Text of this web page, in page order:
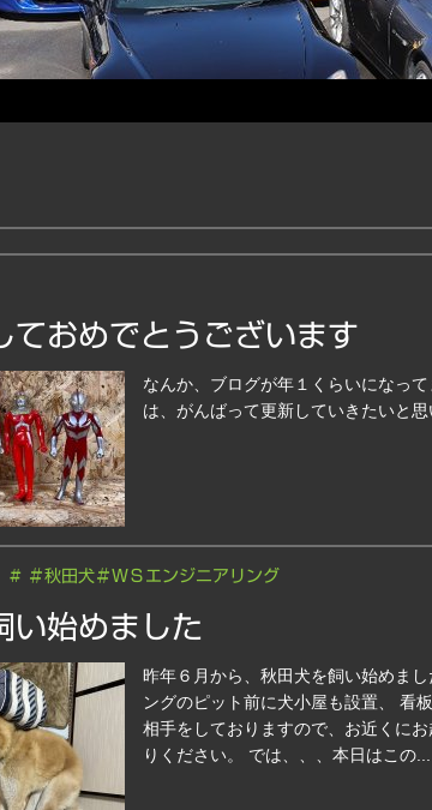
ておめでとうございます
なんか、ブログが年１くらいになっ
は、がんばって更新していきたいと思
# ＃秋田犬＃ＷＳエンジニアリング
い始めました
昨年６月から、秋田犬を飼い始めま
ングのピット前に犬小屋も設置、 看
相手をしておりますので、お近くに
りください。 では、、、本日はこの...